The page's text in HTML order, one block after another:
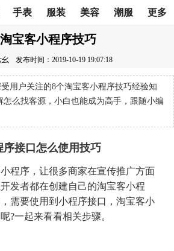
手表 服装 美容 潮服 更多
宝客小程序技巧
幺 发布时间：2019-10-19 19:07:18
用户关注的8个淘宝客小程序技巧经验知
么找客源，小白也能成为高手，跟随小编
序接口怎么使用技巧
程序，让很多商家在宣传推广方面
发者都在创建自己的淘宝客小程
需要使用到小程序接口，淘宝客小
?一起来看看相关步骤。